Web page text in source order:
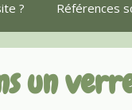
? Références
un